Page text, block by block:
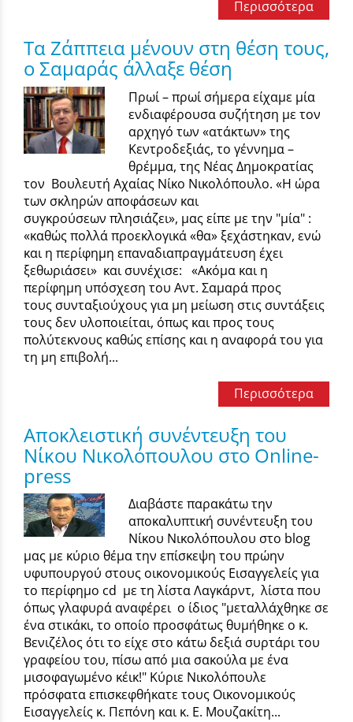
Περισσότερα
Τα Ζάππεια μένουν στη θέση τους,
ο Σαμαράς άλλαξε θέση
Πρωί – πρωί σήμερα είχαμε μία
ενδιαφέρουσα συζήτηση με τον
αρχηγό των «ατάκτων» της
Κεντροδεξιάς, το γέννημα –
θρέμμα, της Νέας Δημοκρατίας
τον Βουλευτή Αχαίας Νίκο Νικολόπουλο. «Η ώρα
των σκληρών αποφάσεων και
συγκρούσεων πλησιάζει», μας είπε με την "μία" :
«καθώς πολλά προεκλογικά «θα» ξεχάστηκαν, ενώ
και η περίφημη επαναδιαπραγμάτευση έχει
ξεθωριάσει» και συνέχισε: «Ακόμα και η
περίφημη υπόσχεση του Αντ. Σαμαρά προς
τους συνταξιούχους για μη μείωση στις συντάξεις
τους δεν υλοποιείται, όπως και προς τους
πολύτεκνους καθώς επίσης και η αναφορά του για
τη μη επιβολή...
Περισσότερα
Αποκλειστική συνέντευξη του
Νίκου Νικολόπουλου στο Online-
press
Διαβάστε παρακάτω την
αποκαλυπτική συνέντευξη του
Νίκου Νικολόπουλου στο blog
μας με κύριο θέμα την επίσκεψη του πρώην
υφυπουργού στους οικονομικούς Εισαγγελείς για
το περίφημο cd με τη λίστα Λαγκάρντ, λίστα που
όπως γλαφυρά αναφέρει ο ίδιος "μεταλλάχθηκε σε
ένα στικάκι, το οποίο προσφάτως θυμήθηκε ο κ.
Βενιζέλος ότι το είχε στο κάτω δεξιά συρτάρι του
γραφείου του, πίσω από μια σακούλα με ένα
μισοφαγωμένο κέικ!" Κύριε Νικολόπουλε
πρόσφατα επισκεφθήκατε τους Οικονομικούς
Εισαγγελείς κ. Πεπόνη και κ. Ε. Μουζακίτη...